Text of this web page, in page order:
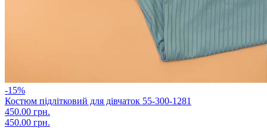
-15%
Костюм підлітковий для дівчаток 55-300-1281
450.00 грн.
450.00 грн.